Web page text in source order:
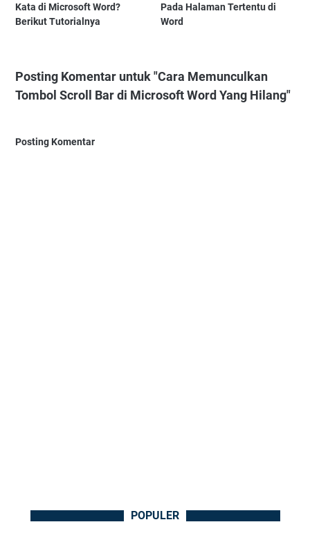
Kata di Microsoft Word?
Berikut Tutorialnya
Pada Halaman Tertentu di
Word
Posting Komentar untuk "Cara Memunculkan
Tombol Scroll Bar di Microsoft Word Yang Hilang"
Posting Komentar
POPULER